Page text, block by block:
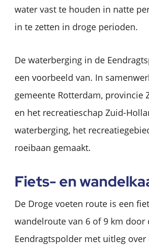
water vast te houden in natte
in te zetten in droge perioden.
De waterberging in de
een voorbeeld van. In
gemeente Rotterdam, provincie
en het recreatieschap Zuid-
waterberging, het
roeibaan gemaakt.
Fiets- en
De Droge voeten route is een
wandelroute van 6 of 9 km door
Eendragtspolder met uitleg over